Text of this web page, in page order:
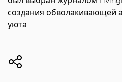
создания обволакивающей
уюта.